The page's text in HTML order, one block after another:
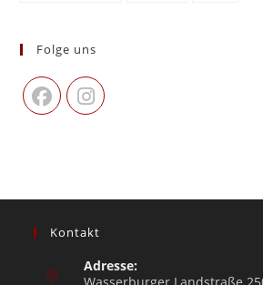
Folge uns
Kontakt
Adresse:
Wasserburger Landstraße